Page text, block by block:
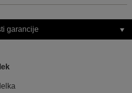
garancije